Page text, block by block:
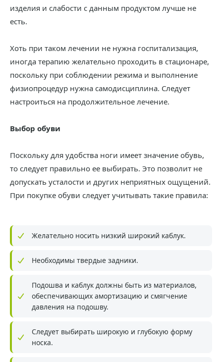
изделия и слабости с данным продуктом лучше не
есть.
Хоть при таком лечении не нужна госпитализация,
иногда терапию желательно проходить в стационаре,
поскольку при соблюдении режима и выполнение
физиопроцедур нужна самодисциплина. Следует
настроиться на продолжительное лечение.
Выбор обуви
Поскольку для удобства ноги имеет значение обувь,
то следует правильно ее выбирать. Это позволит не
допускать усталости и других неприятных ощущений.
При покупке обуви следует учитывать такие правила:
Желательно носить низкий широкий каблук.
Необходимы твердые задники.
Подошва и каблук должны быть из материалов,
обеспечивающих амортизацию и смягчение
давления на подошву.
Следует выбирать широкую и глубокую форму
носка.